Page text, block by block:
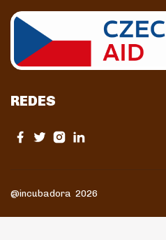
REDES
@incubadora 2026